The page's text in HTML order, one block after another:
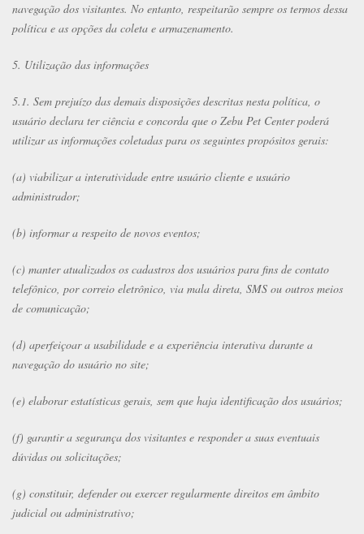
navegação dos visitantes. No entanto, respeitarão sempre os termos dessa
política e as opções da coleta e armazenamento.
5. Utilização das informações
5.1. Sem prejuízo das demais disposições descritas nesta política, o
usuário declara ter ciência e concorda que o Zebu Pet Center poderá
utilizar as informações coletadas para os seguintes propósitos gerais:
(a) viabilizar a interatividade entre usuário cliente e usuário
administrador;
(b) informar a respeito de novos eventos;
(c) manter atualizados os cadastros dos usuários para fins de contato
telefônico, por correio eletrônico, via mala direta, SMS ou outros meios
de comunicação;
(d) aperfeiçoar a usabilidade e a experiência interativa durante a
navegação do usuário no site;
(e) elaborar estatísticas gerais, sem que haja identificação dos usuários;
(f) garantir a segurança dos visitantes e responder a suas eventuais
dúvidas ou solicitações;
(g) constituir, defender ou exercer regularmente direitos em âmbito
judicial ou administrativo;